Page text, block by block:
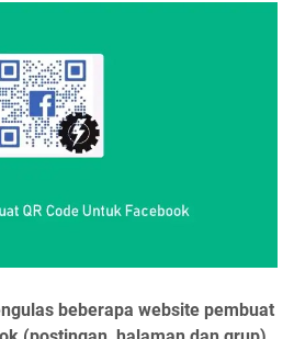
beberapa website pembuat